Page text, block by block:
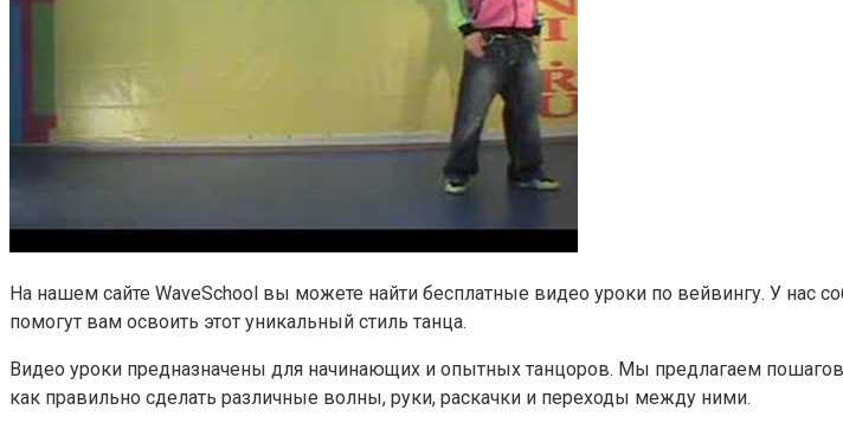
На нашем сайте WaveSchool вы можете найти бесплатные видео уроки по вейвингу. У нас
помогут вам освоить этот уникальный стиль танца.
Видео уроки предназначены для начинающих и опытных танцоров. Мы предлагаем
как правильно сделать различные волны, руки, раскачки и переходы между ними.